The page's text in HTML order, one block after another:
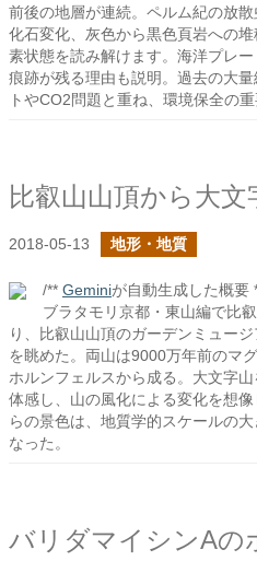
前後の地層が連続。ペルム紀の放
化石変化、灰色から黒色頁岩への
素状態を読み解けます。海洋プレ
痕跡が残る理由も説明。過去の大
トやCO2問題と重ね、環境保全の重
比叡山山頂から大文
2018-05-13 地形・地質
/** Geminiが自動生成した概要
ブラタモリ京都・東山編で比
り、比叡山山頂のガーデンミュー
を眺めた。両山は9000万年前のマ
ホルンフェルスから成る。大文字
体感し、山の風化による変化を想
らの景色は、地質学的スケールの
なった。
バリダマイシンAの